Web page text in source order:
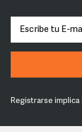
Registrarse implica